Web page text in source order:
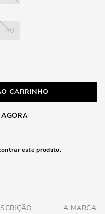
40
CARRINHO
este produto:
A MARCA